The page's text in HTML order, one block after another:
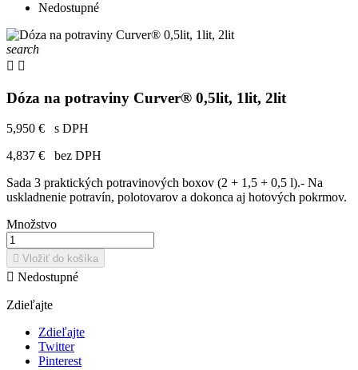
Nedostupné
search
 
Dóza na potraviny Curver® 0,5lit, 1lit, 2lit
5,950 €
s DPH
4,837 €
bez DPH
Sada 3 praktických potravinových boxov (2 + 1,5 + 0,5 l).- Na
uskladnenie potravín, polotovarov a dokonca aj hotových pokrmov.
Množstvo
 Vložiť do košíka
 Nedostupné
Zdieľajte
Zdieľajte
Twitter
Pinterest